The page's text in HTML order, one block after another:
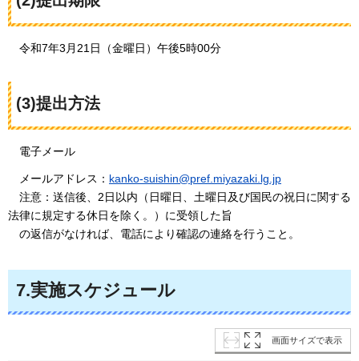
令和7年3月21日（金曜日）午後5時00分
(3)提出方法
電子メール
メールアドレス： kanko-suishin@pref.miyazaki.lg.jp
注意：送信後 、2日以内（日曜日、土曜日及び国民の祝日に関する
法律に規定する休日を除く。）に受領した旨
の返信がなければ、電話により確認の連絡を行うこと。
7.実施スケジュール
画面サイズで表示